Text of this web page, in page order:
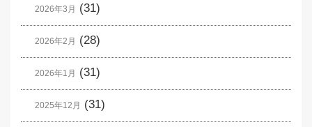
2026年3月 (31)
2026年2月 (28)
2026年1月 (31)
2025年12月 (31)